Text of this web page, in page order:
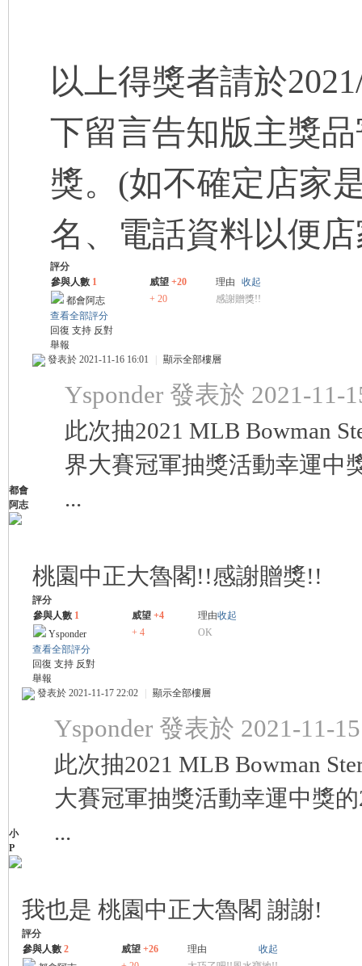
以上得獎者請於
下留言告知版主獎
獎。(如不確定店家
名、電話資料以便
評分
參與人數 1 威望 +20 收起
理由
都會阿志
+ 20
感謝贈獎!!
查看全部評分
回復 支持 反對
舉報
都會
阿志
發表於 2021-11-16 16:01 顯示全部樓層
Ysponder 發表於 2021-11-
此次抽2021 MLB Bowman
界大賽冠軍抽獎活動幸運中
...
桃園中正大魯閣!!感謝贈獎!!
評分
參與人數 1 威望 +4 收起
理由
Ysponder
+ 4
OK
查看全部評分
回復 支持 反對
舉報
小
P
發表於 2021-11-17 22:02 顯示全部樓層
Ysponder 發表於 2021-11-
此次抽2021 MLB Bowman
大賽冠軍抽獎活動幸運中獎
...
我也是 桃園中正大魯閣 謝謝!
評分
參與人數 2 威望 +26 收起
理由